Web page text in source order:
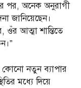
পর, অনেক অনুরাগী
জানিয়েছেন।
আত্মা শান্তিতে
কোনো নতুন ব্যাপার
মধ্যে দিয়ে